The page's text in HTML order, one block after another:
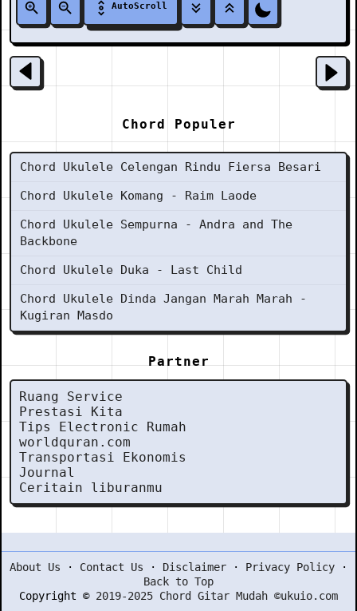
AutoScroll
Chord Populer
Chord Ukulele Celengan Rindu Fiersa Besari
Chord Ukulele Komang - Raim Laode
Chord Ukulele Sempurna - Andra and The
Backbone
Chord Ukulele Duka - Last Child
Chord Ukulele Dinda Jangan Marah Marah -
Kugiran Masdo
Partner
Ruang Service
Prestasi Kita
Tips Electronic Rumah
worldquran.com
Transportasi Ekonomis
Journal
Ceritain liburanmu
About Us · Contact Us · Disclaimer · Privacy Policy ·
Back to Top
Copyright © 2019-2025 Chord Gitar Mudah ©ukuio.com